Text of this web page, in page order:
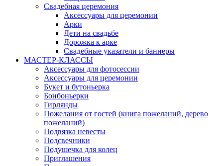
Свадебная церемония
Аксессуары для церемонии
Арки
Дети на свадьбе
Дорожка к арке
Свадебные указатели и баннеры
МАСТЕР-КЛАССЫ
Аксессуары для фотосессии
Аксессуары для церемонии
Букет и бутоньерка
Бонбоньерки
Гирлянды
Пожелания от гостей (книга пожеланий, дерево
пожеланий)
Подвязка невесты
Подсвечники
Подушечка для колец
Приглашения